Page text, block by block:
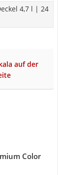
4,7 l | 24
auf der
Color